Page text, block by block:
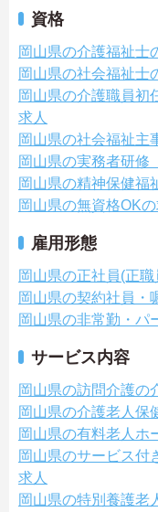
資格
岡山県の介護福祉士
岡山県の社会福祉士
岡山県の介護職員初
求人
岡山県の社会福祉主
岡山県の実務者研修
岡山県の精神保健福
岡山県の無資格OKの
雇用形態
岡山県の正社員(正職
岡山県の契約社員・
岡山県の非常勤・パ
サービス内容
岡山県の訪問介護の
岡山県の介護老人保
岡山県の有料老人ホ
岡山県のサービス付
求人
岡山県の特別養護老